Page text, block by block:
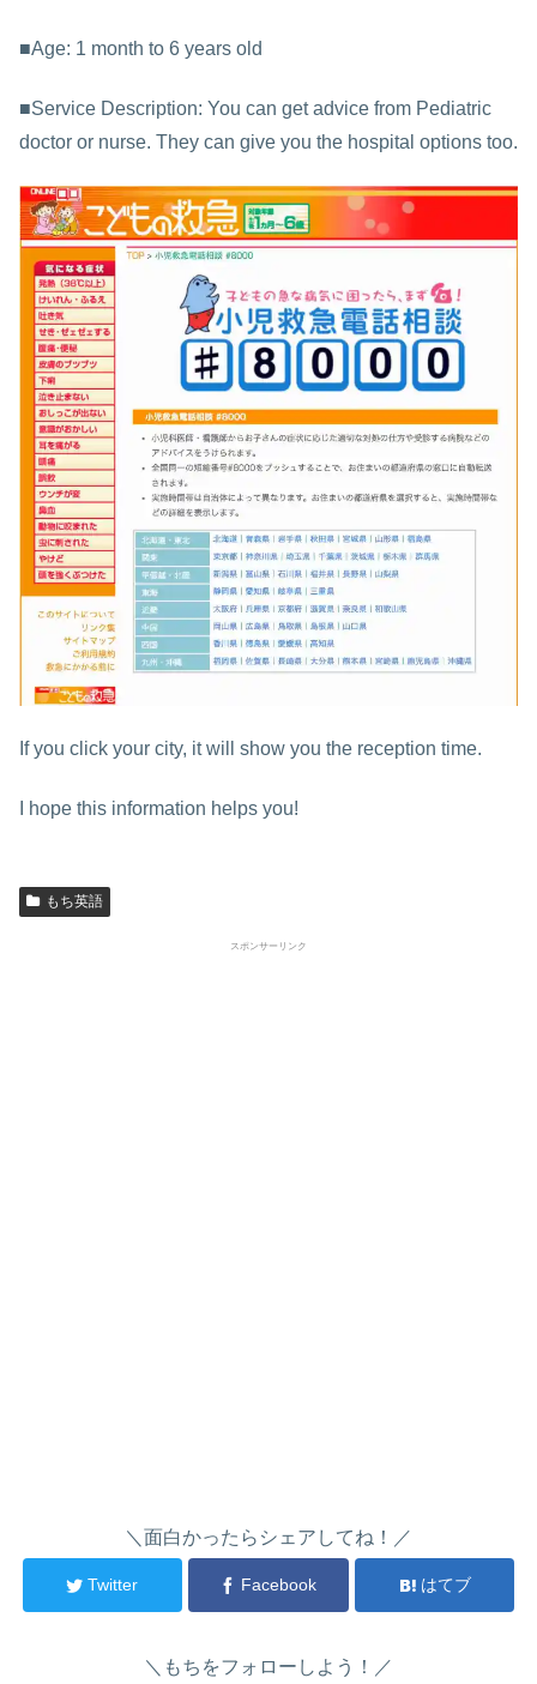
■Age: 1 month to 6 years old
■Service Description: You can get advice from Pediatric
doctor or nurse. They can give you the hospital options too.
If you click your city, it will show you the reception time.
I hope this information helps you!
もち英語
スポンサーリンク
＼面白かったらシェアしてね！／
Twitter Facebook はてブ
＼もちをフォローしよう！／